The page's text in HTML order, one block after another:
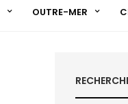
OUTRE-MER